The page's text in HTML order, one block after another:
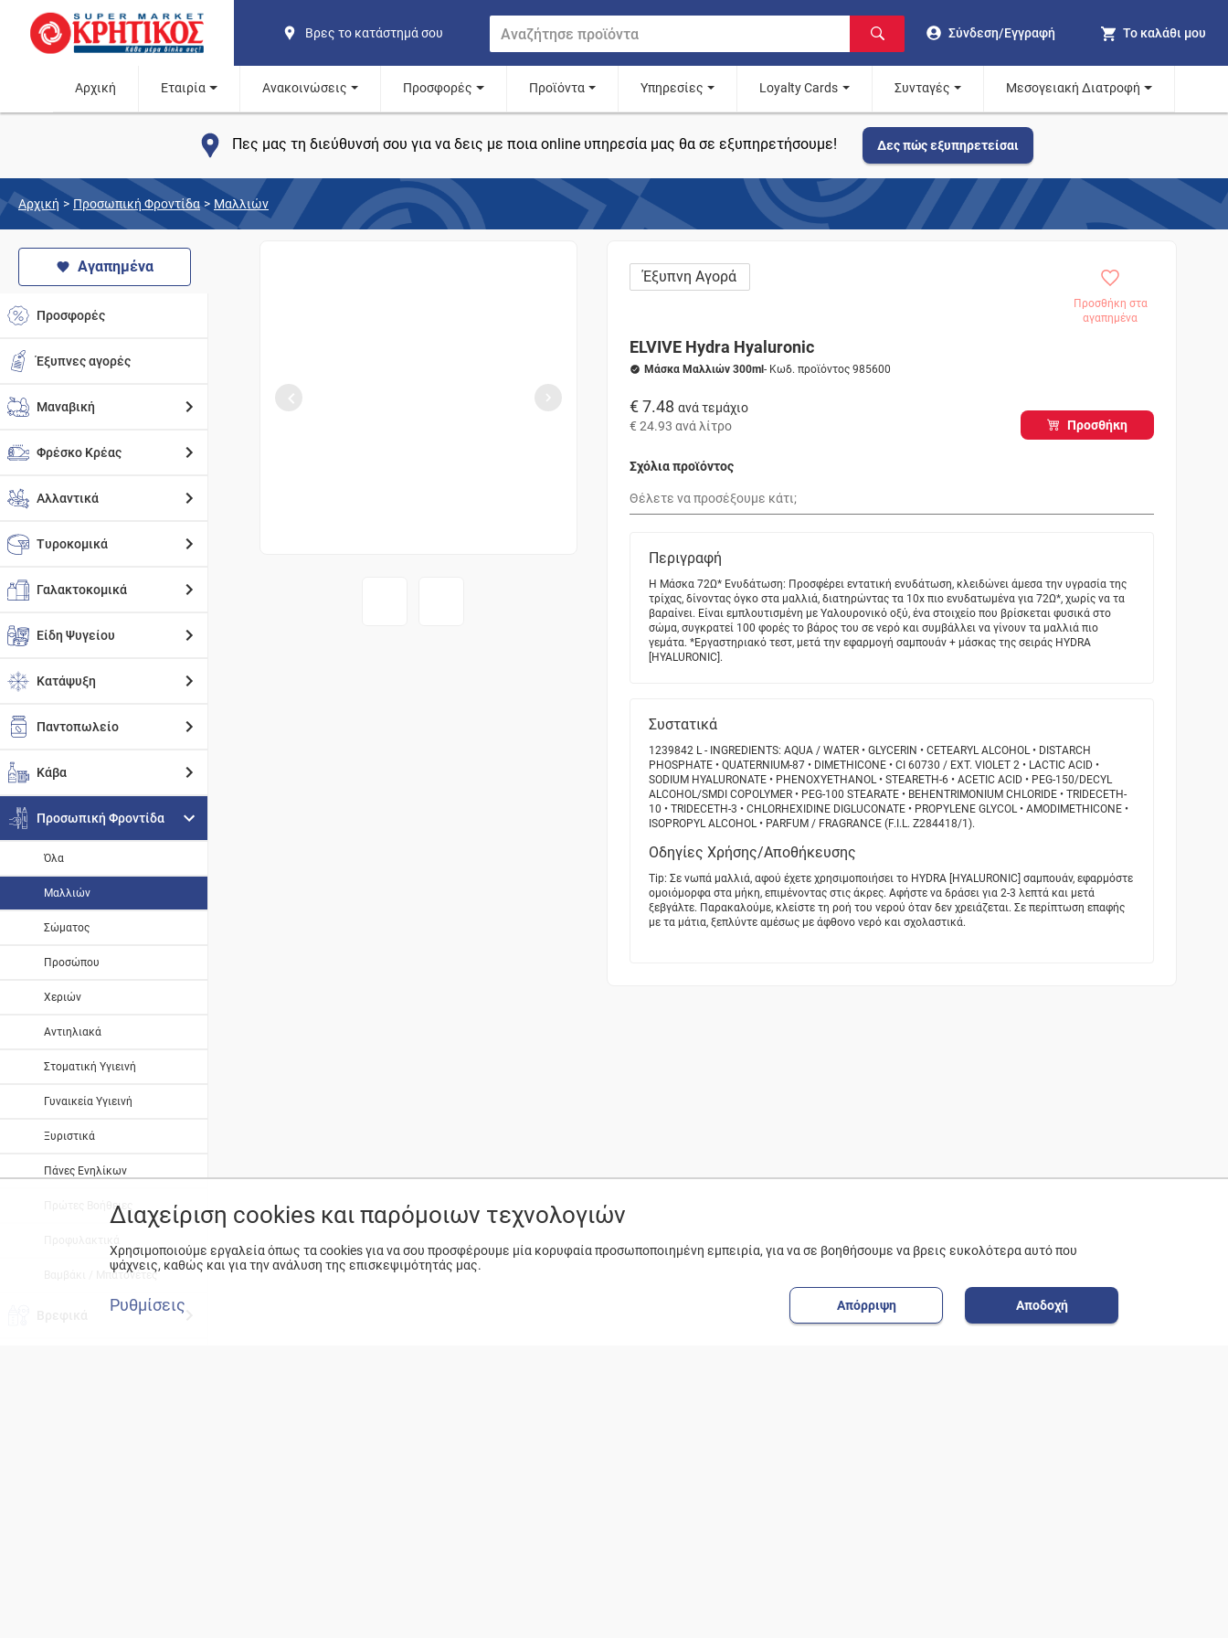
Βρες το κατάστημά σου Σύνδεση/Εγγραφή Το καλάθι μου
Αρχική Εταιρία Ανακοινώσεις Προσφορές Προϊόντα Υπηρεσίες Loyalty Cards Συνταγές Μεσογειακή Διατροφή
Πες μας τη διεύθυνσή σου για να δεις με ποια online υπηρεσία μας θα σε εξυπηρετήσουμε! Δες πώς εξυπηρετείσαι
Αρχική > Προσωπική Φροντίδα > Μαλλιών
Αγαπημένα
Προσφορές
Έξυπνες αγορές
Μαναβική
Φρέσκο Κρέας
Αλλαντικά
Τυροκομικά
Γαλακτοκομικά
Είδη Ψυγείου
Κατάψυξη
Παντοπωλείο
Κάβα
Προσωπική Φροντίδα
Όλα
Μαλλιών
Σώματος
Προσώπου
Χεριών
Αντιηλιακά
Στοματική Υγιεινή
Γυναικεία Υγιεινή
Ξυριστικά
Πάνες Ενηλίκων
Πρώτες Βοήθειες
Βαμβάκι / Μπατονέτες
Έξυπνη Αγορά
Προσθήκη στα
αγαπημένα
ELVIVE Hydra Hyaluronic
Μάσκα Μαλλιών 300ml - Κωδ. προϊόντος 985600
€ 7.48 ανά τεμάχιο
€ 24.93 ανά λίτρο Προσθήκη
Σχόλια προϊόντος
Περιγραφή
Η Μάσκα 72Ω* Ενυδάτωση: Προσφέρει εντατική ενυδάτωση, κλειδώνει άμεσα την υγρασία της
τρίχας, δίνοντας όγκο στα μαλλιά, διατηρώντας τα 10x πιο ενυδατωμένα για 72Ω*, χωρίς να τα
βαραίνει. Είναι εμπλουτισμένη με Υαλουρονικό οξύ, ένα στοιχείο που βρίσκεται φυσικά στο
σώμα, συγκρατεί 100 φορές το βάρος του σε νερό και συμβάλλει να γίνουν τα μαλλιά πιο
γεμάτα. *Εργαστηριακό τεστ, μετά την εφαρμογή σαμπουάν + μάσκας της σειράς HYDRA
[HYALURONIC].
Συστατικά
1239842 L - INGREDIENTS: AQUA / WATER • GLYCERIN • CETEARYL ALCOHOL • DISTARCH
PHOSPHATE • QUATERNIUM-87 • DIMETHICONE • CI 60730 / EXT. VIOLET 2 • LACTIC ACID •
SODIUM HYALURONATE • PHENOXYETHANOL • STEARETH-6 • ACETIC ACID • PEG-150/DECYL
ALCOHOL/SMDI COPOLYMER • PEG-100 STEARATE • BEHENTRIMONIUM CHLORIDE • TRIDECETH-
10 • TRIDECETH-3 • CHLORHEXIDINE DIGLUCONATE • PROPYLENE GLYCOL • AMODIMETHICONE •
ISOPROPYL ALCOHOL • PARFUM / FRAGRANCE (F.I.L. Z284418/1).
Οδηγίες Χρήσης/Αποθήκευσης
Tip: Σε νωπά μαλλιά, αφού έχετε χρησιμοποιήσει το HYDRA [HYALURONIC] σαμπουάν, εφαρμόστε
ομοιόμορφα στα μήκη, επιμένοντας στις άκρες. Αφήστε να δράσει για 2-3 λεπτά και μετά
ξεβγάλτε. Παρακαλούμε, κλείστε τη ροή του νερού όταν δεν χρειάζεται. Σε περίπτωση επαφής
με τα μάτια, ξεπλύντε αμέσως με άφθονο νερό και σχολαστικά.
Διαχείριση cookies και παρόμοιων τεχνολογιών
Χρησιμοποιούμε εργαλεία όπως τα cookies για να σου προσφέρουμε μία κορυφαία προσωποποιημένη εμπειρία, για να σε βοηθήσουμε να βρεις ευκολότερα αυτό που
ψάχνεις, καθώς και για την ανάλυση της επισκεψιμότητάς μας.
Ρυθμίσεις Απόρριψη Αποδοχή